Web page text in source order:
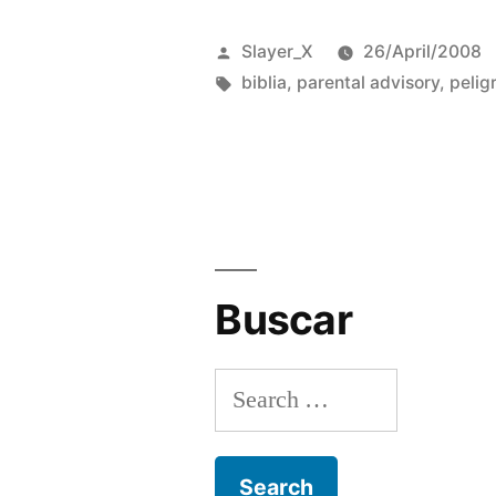
lo
que
Posted
by
Slayer_X 26/April/2008
Tags:
biblia, parental advisory,
Buscar
Search
for: